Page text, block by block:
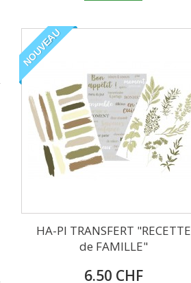
NOUVEAU
HA-PI TRANSFERT "RECETTE
de FAMILLE"
6.50 CHF